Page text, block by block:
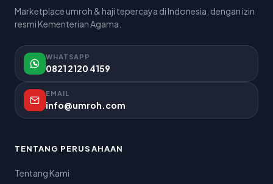
Marketplace umroh & haji tepercaya di Indonesia, dengan izin
resmi Kementerian Agama.
WHATSAPP
0821 2120 4159
EMAIL
info@umroh.com
TENTANG PERUSAHAAN
Tentang Kami